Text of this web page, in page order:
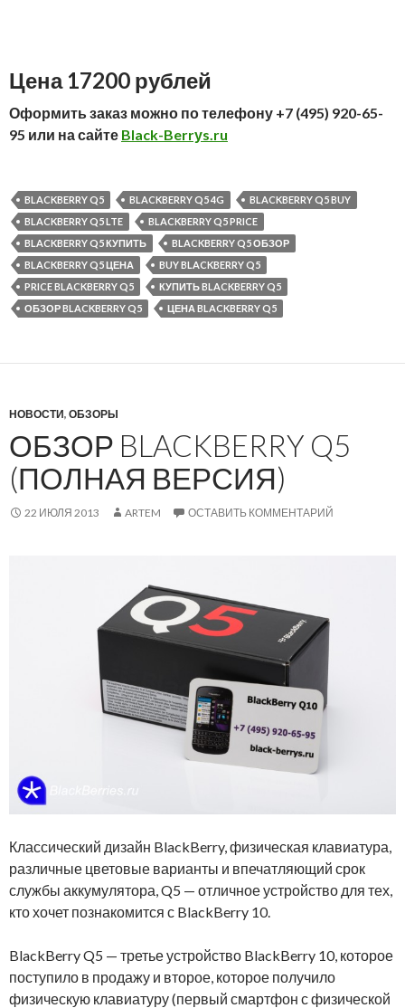
Цена 17200 рублей
Оформить заказ можно по телефону +7 (495) 920-65-
95 или на сайте Black-Berrуs.ru
BLACKBERRY Q5 BLACKBERRY Q5 4G
BLACKBERRY Q5 BUY
BLACKBERRY Q5 LTE
BLACKBERRY Q5 PRICE
BLACKBERRY Q5 КУПИТЬ
BLACKBERRY Q5 ОБЗОР
BLACKBERRY Q5 ЦЕНА
BUY BLACKBERRY Q5
PRICE BLACKBERRY Q5
КУПИТЬ BLACKBERRY Q5
ОБЗОР BLACKBERRY Q5
ЦЕНА BLACKBERRY Q5
НОВОСТИ, ОБЗОРЫ
ОБЗОР BLACKBERRY Q5
(ПОЛНАЯ ВЕРСИЯ)
22 ИЮЛЯ 2013 ARTEM ОСТАВИТЬ КОММЕНТАРИЙ
Классический дизайн BlackBerry, физическая клавиатура,
различные цветовые варианты и впечатляющий срок
службы аккумулятора, Q5 — отличное устройство для тех,
кто хочет познакомится с BlackBerry 10.
BlackBerry Q5 — третье устройство BlackBerry 10, которое
поступило в продажу и второе, которое получило
физическую клавиатуру (первый смартфон с физической